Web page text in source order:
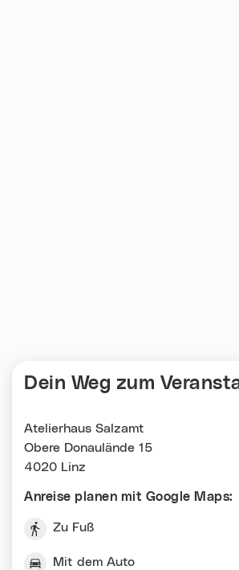
Dein Weg zum
Atelierhaus Salzamt
Obere Donaulände 15
4020 Linz
Anreise planen mit Google Maps:
Zu Fuß
Mit dem Auto